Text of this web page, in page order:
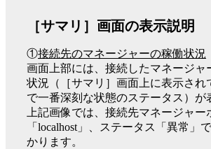
［サマリ］画面の表示説明
①接続先のマネージャーの稼働状況
画面上部には、接続したマネージャ
状況（［サマリ］画面上に表示され
で一番深刻な状態のステータス）が
上記画像では、接続先マネージャー
「localhost」、ステータス「異常」
かります。